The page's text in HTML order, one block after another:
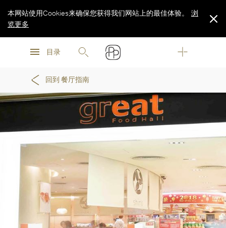
浏
目录
本网站使用Cookies来确保您获得我们网站上的最佳体验。
浏
览更多
回到 餐厅指南